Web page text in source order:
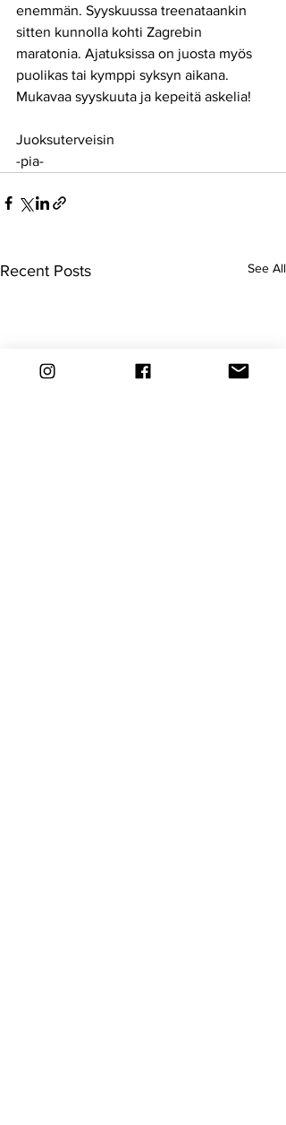
enemmän. Syyskuussa treenataankin
sitten kunnolla kohti Zagrebin
maratonia. Ajatuksissa on juosta myös
puolikas tai kymppi syksyn aikana.
Mukavaa syyskuuta ja kepeitä askelia!
Juoksuterveisin
-pia-
Recent Posts See All